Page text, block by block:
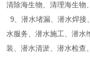
清除海生物、清理海生物
9、潜水堵漏、潜水焊接
水服务、潜水施工、潜水
装、潜水清淤、潜水检查